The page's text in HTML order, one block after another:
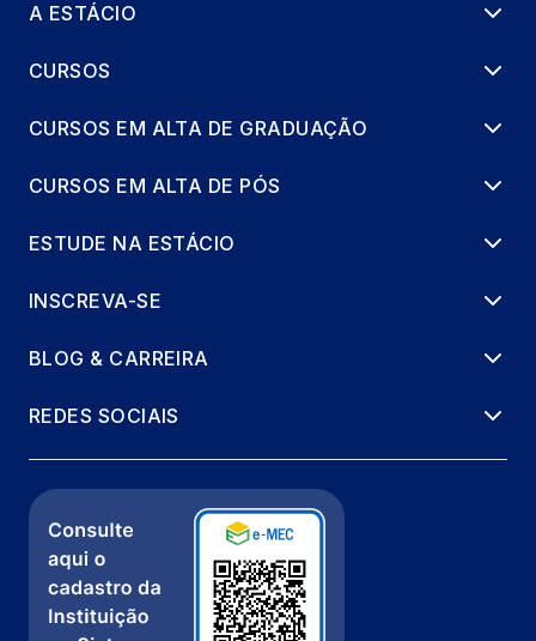
A ESTÁCIO
CURSOS
CURSOS EM ALTA DE GRADUAÇÃO
CURSOS EM ALTA DE PÓS
ESTUDE NA ESTÁCIO
INSCREVA-SE
BLOG & CARREIRA
REDES SOCIAIS